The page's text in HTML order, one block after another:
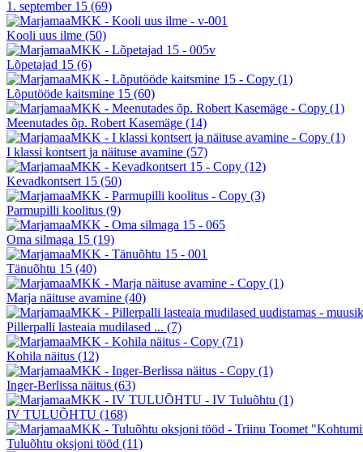
1. september 15 (69)
Kooli uus ilme (50)
Lõpetajad 15 (6)
Lõputööde kaitsmine 15 (60)
Meenutades õp. Robert Kasemäge (14)
I klassi kontsert ja näituse avamine (57)
Kevadkontsert 15 (50)
Parmupilli koolitus (9)
Oma silmaga 15 (19)
Tänuõhtu 15 (40)
Marja näituse avamine (40)
Pillerpalli lasteaia mudilased ... (7)
Kohila näitus (12)
Inger-Berlissa näitus (63)
IV TULUÕHTU (168)
Tuluõhtu oksjoni tööd (11)